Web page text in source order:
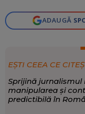
ADAUGĂ
EȘTI CEEA CE
Sprijină jurnalismul
manipularea și
predictibilă în